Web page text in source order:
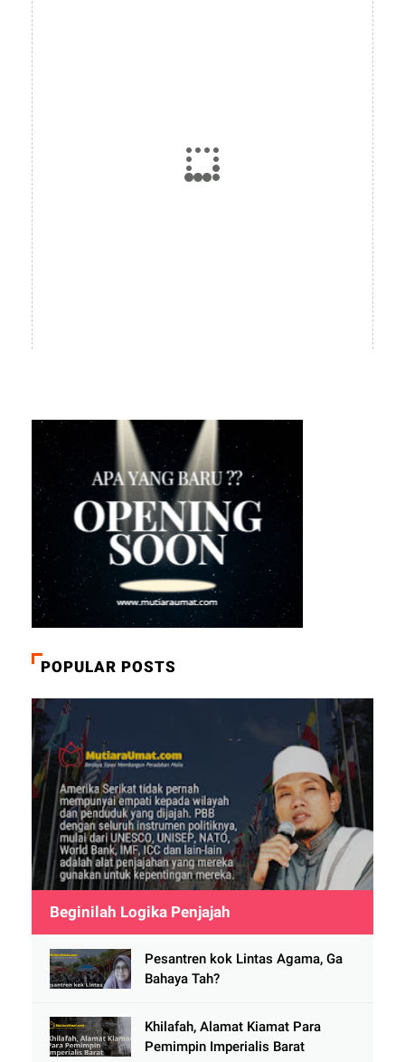
POPULAR POSTS
Beginilah Logika Penjajah
Pesantren kok Lintas Agama, Ga
Bahaya Tah?
Khilafah, Alamat Kiamat Para
Pemimpin Imperialis Barat